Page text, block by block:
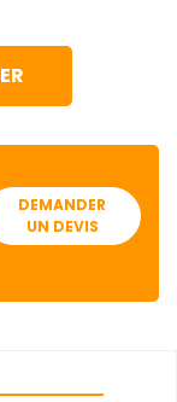
DEMANDER
UN DEVIS